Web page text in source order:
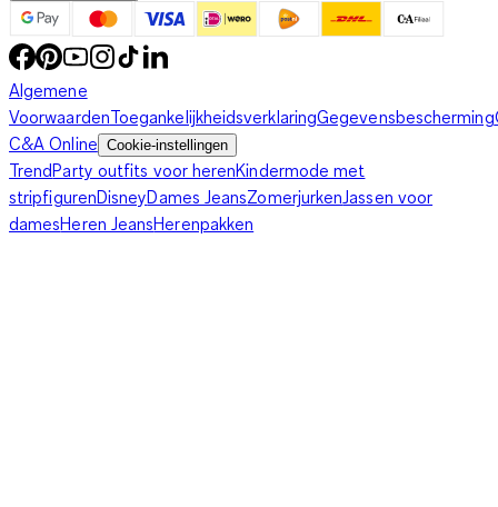
Algemene
VoorwaardenToegankelijkheidsverklaringGegevensbescherming
C&A Online Cookie-instellingen
TrendParty outfits voor herenKindermode met
stripfigurenDisneyDames JeansZomerjurkenJassen voor
damesHeren JeansHerenpakken